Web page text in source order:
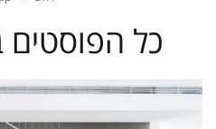
כל הפוסטים